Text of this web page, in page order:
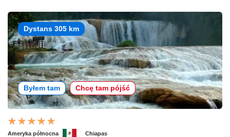
Dystans 305 km
Byłem tam Chcę tam pójść
Ameryka północna Chiapas